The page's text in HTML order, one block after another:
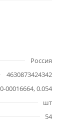
Россия
4630873424342
00016664, 0.054
шт
54